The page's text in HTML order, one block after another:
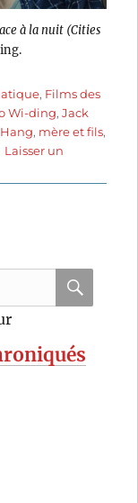
à la nuit (Cities
, Films des
Wi-ding,Jack
, mère et fils,
Laisser un